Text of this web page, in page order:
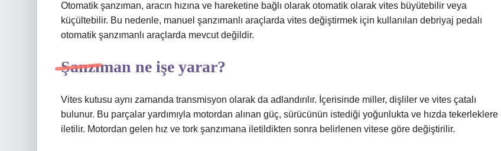
Otomatik şanzıman, aracın hızına ve hareketine bağlı olarak otomatik olarak vites büyütebilir veya
küçültebilir. Bu nedenle, manuel şanzımanlı araçlarda vites değiştirmek için kullanılan debriyaj pedalı
otomatik şanzımanlı araçlarda mevcut değildir.
Şanzıman ne işe yarar?
Vites kutusu aynı zamanda transmisyon olarak da adlandırılır. İçerisinde miller, dişliler ve vites çatalı
bulunur. Bu parçalar yardımıyla motordan alınan güç, sürücünün istediği yoğunlukta ve hızda tekerleklere
iletilir. Motordan gelen hız ve tork şanzımana iletildikten sonra belirlenen vitese göre değiştirilir.